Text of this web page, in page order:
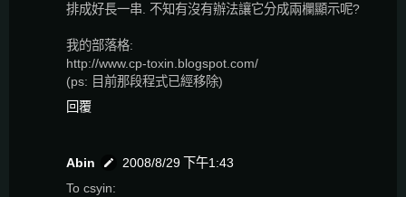
排成好長一串. 不知有沒有辦法讓它分成兩欄顯示呢?
我的部落格:
http://www.cp-toxin.blogspot.com/
(ps: 目前那段程式已經移除)
回覆
Abin
2008/8/29 下午1:43
To csyin: